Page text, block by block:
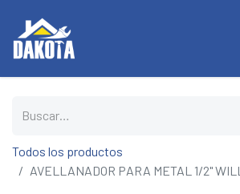
Todos los productos
AVELLANADOR PARA METAL 1/2" WILL